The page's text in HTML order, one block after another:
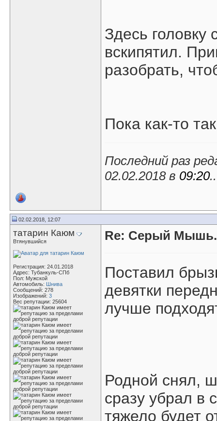
Здесь головку
вскипятил.
разобрать,
Пока как-то
Последний раз
02.02.2018 в 09:20
02.02.2018, 12:07
татарин Каюм
Втянувшийся
Регистрация: 24.01.2018
Адрес: Тубанкуль-СПб
Пол: Мужской
Автомобиль: Шнива
Сообщений: 278
Изображений: 3
Вес репутации: 25604
Re: Серый Мышь.
Поставил
девятки
лучше
Родной снял,
сразу убрал в
тяжело будет